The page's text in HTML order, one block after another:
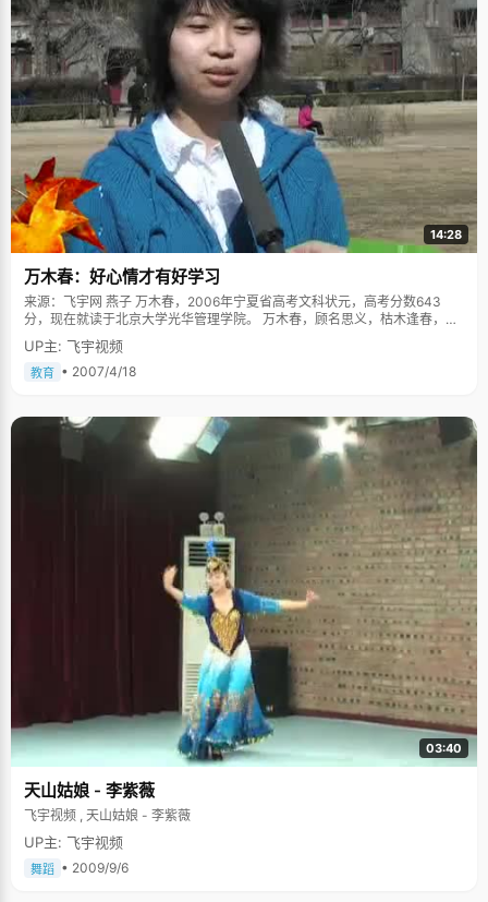
14:28
万木春：好心情才有好学习
来源：飞宇网 燕子 万木春，2006年宁夏省高考文科状元，高考分数643
分，现在就读于北京大学光华管理学院。 万木春，顾名思义，枯木逢春，象
征着无限的生机和希望，万爸爸给女儿起这个名字，就是希望女儿能有个积
极乐观的人生。万木春性格大方开朗，侃侃而谈，笑容很灿烂，就像一个不
知愁的女孩，将自己的快乐也带给了身边的人。 万木春的爸爸是宁夏大学的
惯，在万木春很小的时候，就带着她去逛书店，爸爸在一边看大部头著作，
万木春在一边翻看小人书，尽管还看不太懂，但是体会到了从书中猎取新东
西的快乐。久而久之，万木春对书产生了一种深深的喜好，并养成一
个"坏"毛病，见到书店就想往里冲，进去以后不把身上所有钱都掏空决不出
来。现在，万木春的书架上，密密麻麻摆满了从书店淘回来的精神食量。看
的书多了，眼界自然开阔，思路也跟着活跃起来，对于学习的思维方式也有
很大帮助。万木春说："从课外书中领悟到的一些东西总能潜移默化的影响到
学习中，尤其是在一些文综题的时候，同样的新题目，大家可能就会在课本
中寻找答案，我就会从课外的知识去理解，往往能想到别人想不到的地方，
从别人看不到的角度来想这个事情。"还有就是，看书越多，越能静下心来做
事。都说书中自有黄金屋，书中自有颜如玉，虽然现在取消科举进士了，但
春的学习不闻不问，一幅"挨批评是你自己的事情"的样子，但是私下里，万
爸爸还是非常注意随时掌握女儿的动向，每隔一段时间，万爸爸就会专门抽
点空闲的时间，去学校跟每一位教女儿的老师认真聊一两个小时，把女儿这
段时间的具体情况摸得一清二楚了，然后对女儿实行"有错改之，无错加
勉"，但是不会给万木春太大压力，毕竟内因健康发展才是最重要的。 高考之
前，万爸爸给女儿定了个最高目标和最低目标，"能考上北大最好，最差考厦
门大学也不错"，在万爸爸看来，给女儿一个充分自主的空间，学习的过程才
是最重要的。 "我很聪明" 万木春知道"聪明"这个词是从妈妈那里听来的。万
妈妈从小就给万木春灌输一种思想"你很聪明很聪明，别人能做的你也能做，
而且能做得更好"，虽然这只是一个鼓励的言词，万木春认为自己也并非妈妈
说那么聪明，但是妈妈的话，让万木春变得自信起来，没有自卑，在心理上
产生了一种优越感，遇到什么事情都敢于去尝试和面对，万木春说，自信也
是做好事情的一个关键。 不让自己不开心 在万木春的人生字典里，快乐总是
排在第一位的，不管是学习还是生活，她总是想办法让自己开心，"情绪不
好，不开心，肯定什么事情都做不好，而且可能会伤害到别人。"所以，每次
UP主: 飞宇视频
教育 • 2007/4/18
03:40
天山姑娘 - 李紫薇
飞宇视频 , 天山姑娘 - 李紫薇
UP主: 飞宇视频
舞蹈 • 2009/9/6